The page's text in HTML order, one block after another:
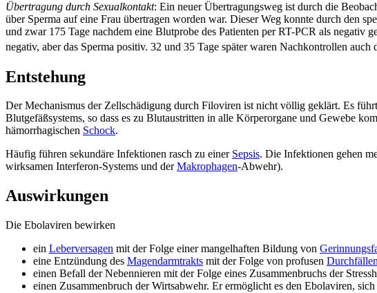
Übertragung durch Sexualkontakt: Ein neuer Übertragungsweg ist durch die
über Sperma auf eine Frau übertragen worden war. Dieser Weg konnte durch den
und zwar 175 Tage nachdem eine Blutprobe des Patienten per RT-PCR als
negativ, aber das Sperma positiv. 32 und 35 Tage später waren Nachkontrollen auch
Entstehung
Der Mechanismus der Zellschädigung durch Filoviren ist nicht völlig geklärt. Es
Blutgefäßsystems, so dass es zu Blutaustritten in alle Körperorgane und Gewebe
hämorrhagischen Schock.
Häufig führen sekundäre Infektionen rasch zu einer Sepsis. Die Infektionen gehen
wirksamen Interferon-Systems und derMakrophagen-Abwehr).
Auswirkungen
Die Ebolaviren bewirken
ein Leberversagen mit der Folge einer mangelhaften Bildung von
eine Entzündung des Magendarmtrakts mit der Folge von profusen Durchfällen
einen Befall der Nebennieren mit der Folge eines Zusammenbruchs der
einen Zusammenbruch der Wirtsabwehr. Er ermöglicht es den Ebolaviren,